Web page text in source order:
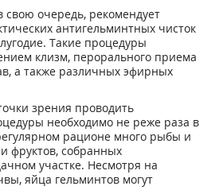
очередь, рекомендует
антигельминтных чисток
Такие процедуры
клизм, перорального приема
а также различных эфирных
зрения проводить
необходимо не реже раза в
рационе много рыбы и
фруктов, собранных
участке. Несмотря на
яйца гельминтов могут